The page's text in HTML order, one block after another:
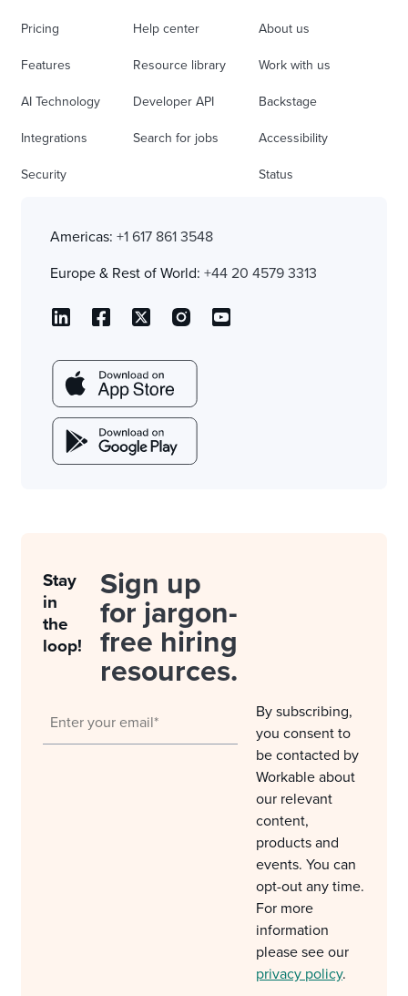
Pricing
Features
AI Technology
Integrations
Security
Help center
Resource library
Developer API
Search for jobs
About us
Work with us
Backstage
Accessibility
Status
Americas: +1 617 861 3548
Europe & Rest of World: +44 20 4579 3313
Stay
in
the
loop!
Sign up
for jargon-
free hiring
resources.
By subscribing,
you consent to
be contacted by
Workable about
our relevant
content,
products and
events. You can
opt-out any time.
For more
information
please see our
privacy policy.